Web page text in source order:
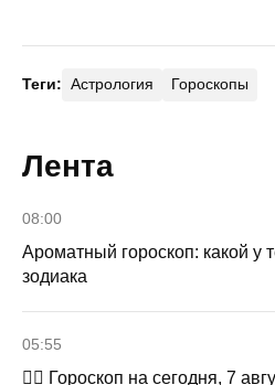
Теги: Астрология Гороскопы
Лента
08:00
Ароматный гороскоп: какой у
зодиака
05:55
🧙‍♀ Гороскоп на сегодня, 7